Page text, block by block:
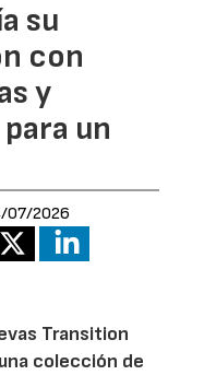
su
con
y
un
07/2026
Transition
colección de